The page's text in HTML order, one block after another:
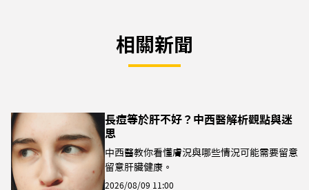
相關新聞
長痘等於肝不好？中西醫解析觀點與迷
思
中西醫教你看懂膚況與哪些情況可能需要留意
留意肝臟健康。
2026/08/09 11:00